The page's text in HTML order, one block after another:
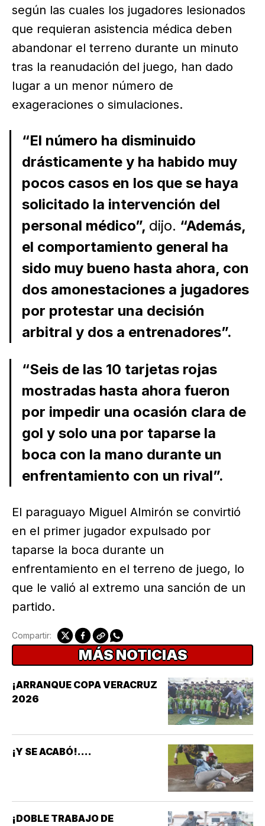
según las cuales los jugadores lesionados
que requieran asistencia médica deben
abandonar el terreno durante un minuto
tras la reanudación del juego, han dado
lugar a un menor número de
exageraciones o simulaciones.
“El número ha disminuido
drásticamente y ha habido muy
pocos casos en los que se haya
solicitado la intervención del
personal médico”, dijo. “Además,
el comportamiento general ha
sido muy bueno hasta ahora, con
dos amonestaciones a jugadores
por protestar una decisión
arbitral y dos a entrenadores”.
“Seis de las 10 tarjetas rojas
mostradas hasta ahora fueron
por impedir una ocasión clara de
gol y solo una por taparse la
boca con la mano durante un
enfrentamiento con un rival”.
El paraguayo Miguel Almirón se convirtió
en el primer jugador expulsado por
taparse la boca durante un
enfrentamiento en el terreno de juego, lo
que le valió al extremo una sanción de un
partido.
Compartir:
MÁS NOTICIAS
¡ARRANQUE COPA VERACRUZ
2026
¡Y SE ACABÓ!....
¡DOBLE TRABAJO DE